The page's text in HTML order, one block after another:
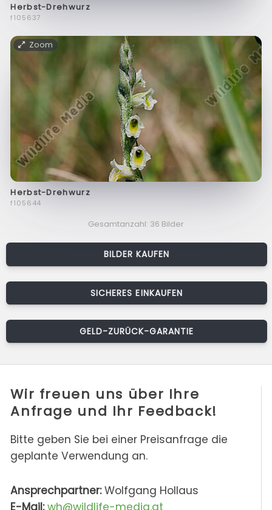
Herbst-Drehwurz
f105637
Zoom
Herbst-Drehwurz
f105644
Gesamtanzahl: 36 Bilder
BILDER KAUFEN
SICHERES EINKAUFEN
GELD-ZURÜCK-GARANTIE
Wir freuen uns über Ihre
Anfrage und Ihr Feedback!
Bitte geben Sie bei einer Preisanfrage die
geplante Verwendung an.
Ansprechpartner:Wolfgang Hollaus